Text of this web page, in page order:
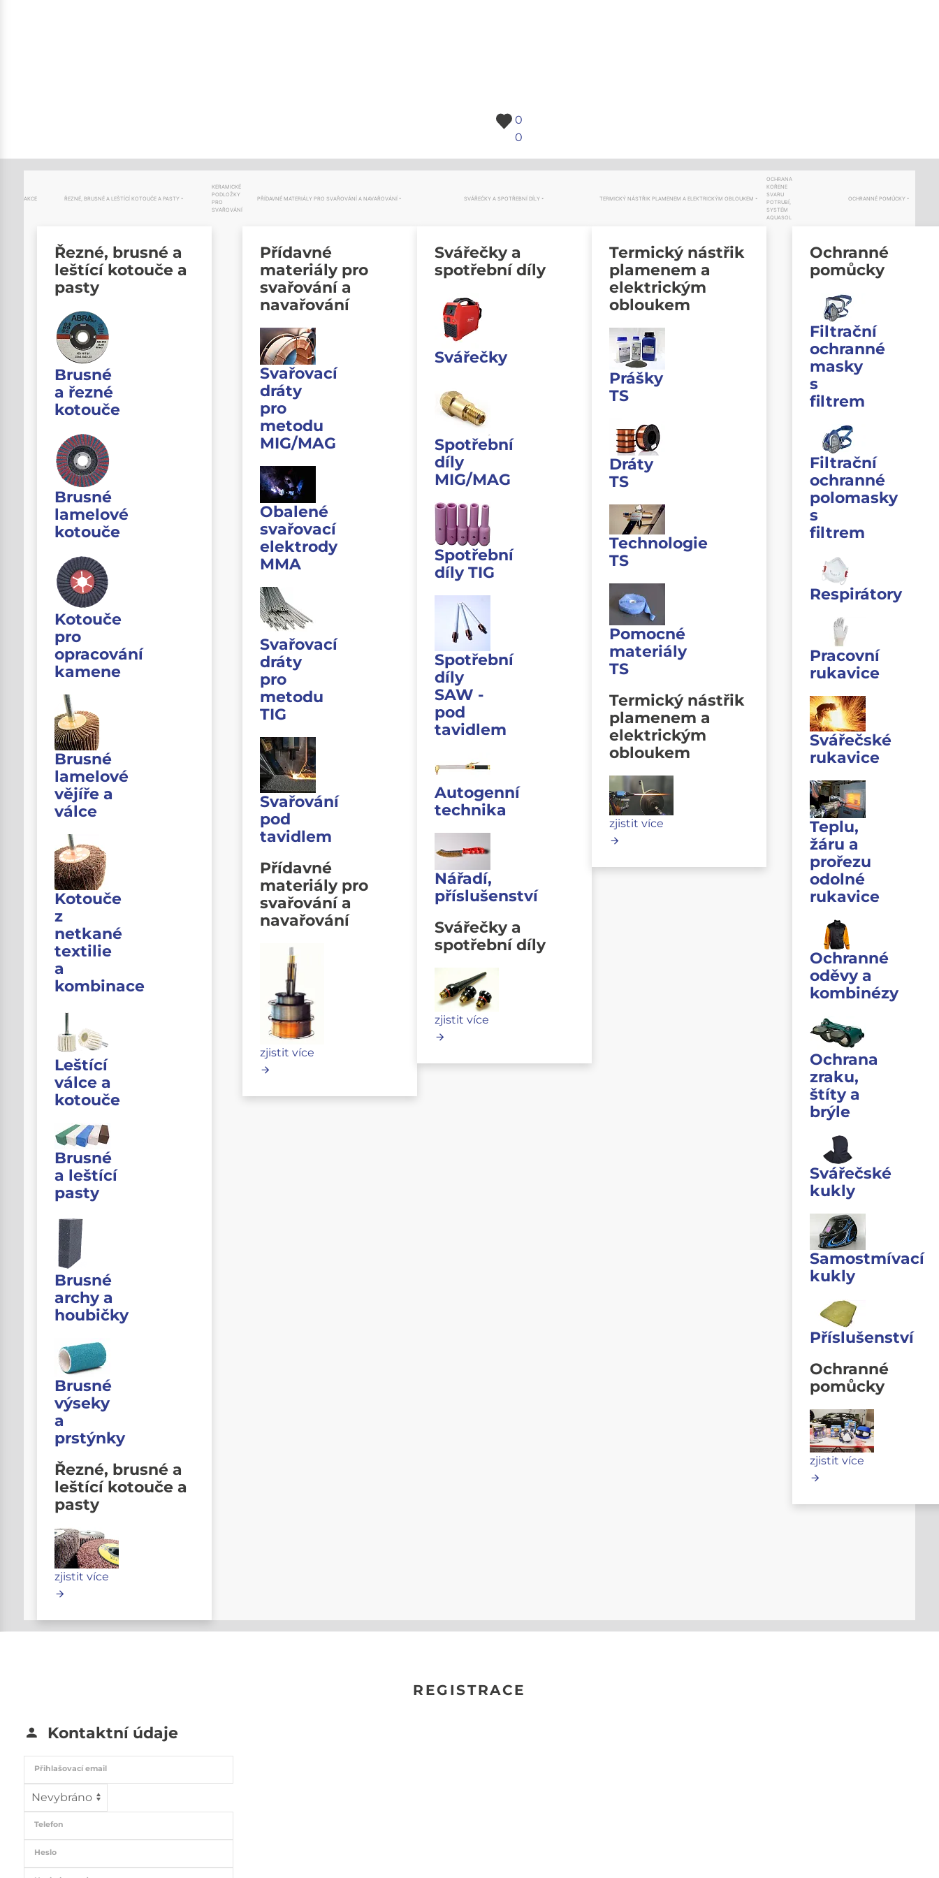
0
0
AKCE ŘEZNÉ, BRUSNÉ A LEŠTÍCÍ KOTOUČE A PASTY
Řezné, brusné a
leštící kotouče a
pasty
Brusné
a řezné
kotouče
Brusné
lamelové
kotouče
Kotouče
pro
opracování
kamene
Brusné
lamelové
vějíře a
válce
Kotouče
z
netkané
textilie
a
kombinace
Leštící
válce a
kotouče
Brusné
a leštící
pasty
Brusné
archy a
houbičky
Brusné
výseky
a
prstýnky
Řezné, brusné a
leštící kotouče a
pasty
zjistit více
KERAMICKÉ
PODLOŽKY
PRO
SVAŘOVÁNÍ
PŘÍDAVNÉ MATERIÁLY PRO SVAŘOVÁNÍ A NAVAŘOVÁNÍ
Přídavné
materiály pro
svařování a
navařování
Svařovací
dráty
pro
metodu
MIG/MAG
Obalené
svařovací
elektrody
MMA
Svařovací
dráty
pro
metodu
TIG
Svařování
pod
tavidlem
Přídavné
materiály pro
svařování a
navařování
zjistit více
SVÁŘEČKY A SPOTŘEBNÍ DÍLY
Svářečky a
spotřební díly
Svářečky
Spotřební
díly
MIG/MAG
Spotřební
díly TIG
Spotřební
díly
SAW -
pod
tavidlem
Autogenní
technika
Nářadí,
příslušenství
Svářečky a
spotřební díly
zjistit více
TERMICKÝ NÁSTŘIK PLAMENEM A ELEKTRICKÝM OBLOUKEM
Termický nástřik
plamenem a
elektrickým
obloukem
Prášky
TS
Dráty
TS
Technologie
TS
Pomocné
materiály
TS
Termický nástřik
plamenem a
elektrickým
obloukem
zjistit více
OCHRANA
KOŘENE
SVARU
POTRUBÍ,
SYSTÉM
AQUASOL
OCHRANNÉ POMŮCKY
Ochranné
pomůcky
Filtrační
ochranné
masky
s
filtrem
Filtrační
ochranné
polomasky
s
filtrem
Respirátory
Pracovní
rukavice
Svářečské
rukavice
Teplu,
žáru a
prořezu
odolné
rukavice
Ochranné
oděvy a
kombinézy
Ochrana
zraku,
štíty a
brýle
Svářečské
kukly
Samostmívací
kukly
Příslušenství
Ochranné
pomůcky
zjistit více
REGISTRACE
Kontaktní údaje
Přihlašovací email
Telefon
Heslo